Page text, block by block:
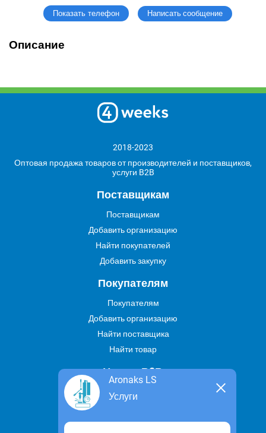
Показать телефон Написать сообщение
Описание
Aronaks LS
Услуги
2018-2023
Оптовая продажа товаров от производителей и поставщиков,
услуги B2B
Поставщикам
Поставщикам
Добавить организацию
Найти покупателей
Добавить закупку
Покупателям
Покупателям
Добавить организацию
Найти поставщика
Найти товар
Услуги В2В
Найти услугу
Предложить свою услугу
Дропшиппинг